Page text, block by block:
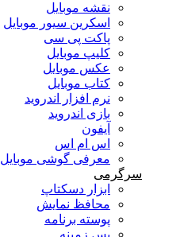
نقشه موبایل
اسکرین سیور موبایل
پاکت پی سی
کلیپ موبایل
عکس موبایل
کتاب موبایل
نرم افزار اندروید
بازی اندروید
آیفون
اس ام اس
معرفی گوشی موبایل
سرگرمی
ابزار دسکتاپ
محافظ نمایش
پوسته برنامه
پس زمینه